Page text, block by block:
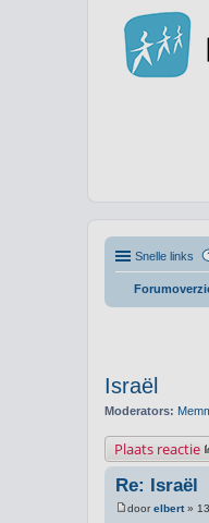
Snelle links
Israël
Moderators:
Plaats reactie
Re: Israël
doorelbert»